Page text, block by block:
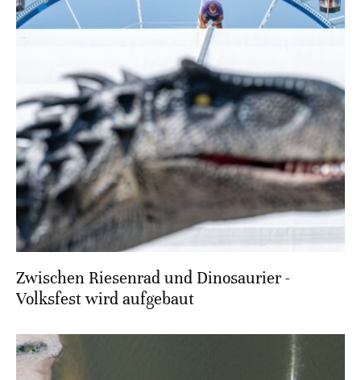
Zwischen Riesenrad und Dinosaurier -
Volksfest wird aufgebaut